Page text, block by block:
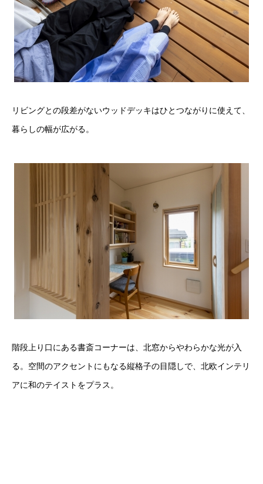
リビングとの段差がないウッドデッキはひとつながりに使えて、
暮らしの幅が広がる。
階段上り口にある書斎コーナーは、北窓からやわらかな光が入
る。空間のアクセントにもなる縦格子の目隠しで、北欧インテリ
アに和のテイストをプラス。